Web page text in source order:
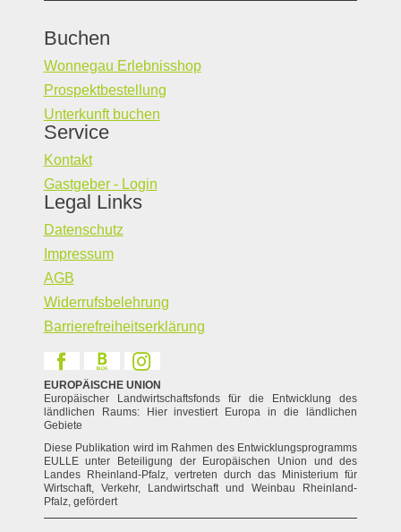
Buchen
Wonnegau Erlebnisshop
Prospektbestellung
Unterkunft buchen
Service
Kontakt
Gastgeber - Login
Legal Links
Datenschutz
Impressum
AGB
Widerrufsbelehrung
Barrierefreiheitserklärung
EUROPÄISCHE UNION
Europäischer Landwirtschaftsfonds für die Entwicklung des
ländlichen Raums: Hier investiert Europa in die ländlichen
Gebiete
Diese Publikation wird im Rahmen des Entwicklungsprogramms
EULLE unter Beteiligung der Europäischen Union und des
Landes Rheinland-Pfalz, vertreten durch das Ministerium für
Wirtschaft, Verkehr, Landwirtschaft und Weinbau Rheinland-
Pfalz, gefördert